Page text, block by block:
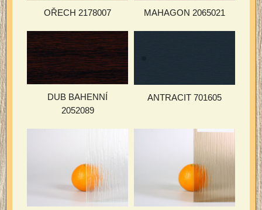
OŘECH 2178007 MAHAGON 2065021
DUB BAHENNÍ
2052089
ANTRACIT 701605